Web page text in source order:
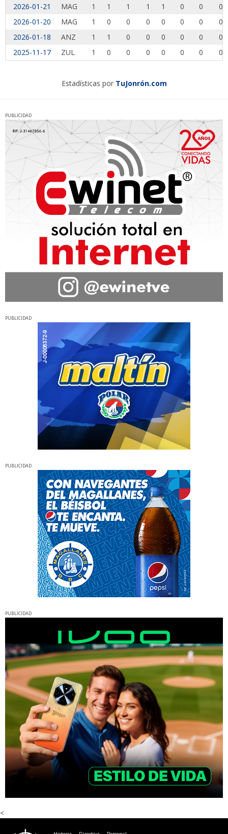
2026-01-21
MAG 1 1 1 1 1 0 0
0
2026-01-20
MAG 1 0 0 0 0 0 0
0
2026-01-18
ANZ 1 1 0 0 0 0 0
0
2025-11-17
ZUL 1 0 0 0 0 0 0 0
Estadísticas por TuJonrón.com
PUBLICIDAD
PUBLICIDAD
PUBLICIDAD
PUBLICIDAD
<